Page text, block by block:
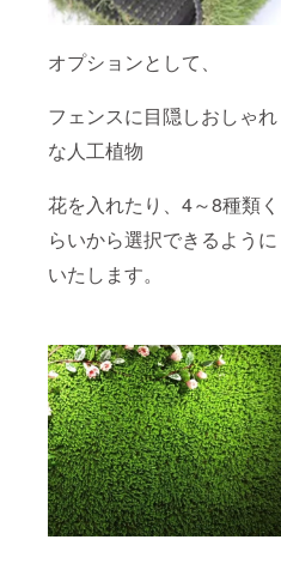
オプションとして、
フェンスに目隠しおしゃれ
な人工植物
花を入れたり、4～8種類く
らいから選択できるように
いたします。